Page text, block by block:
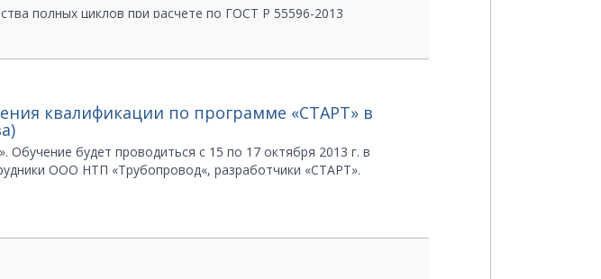
полных циклов при расчете по ГОСТ Р 55596-2013
ключ защиты в соответствии с разделом 4.7 руководства
защиты обновлять не требуется.
загрузить и установить последний релиз со страницы
Для получения пароля необходимо прислать запрос на
связаться с ними для получения обновления.
квалификации по программе «СТАРТ» в
будет проводиться с 15 по 17 октября 2013 г. в
ООО НТП «Трубопровод«, разработчики «СТАРТ».